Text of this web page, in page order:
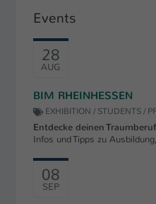
Events
28
AUG
BIM RHEINHESSEN
EXHIBITION / STUDENTS /
Entdecke deinen
Infos und Tipps zu
08
SEP